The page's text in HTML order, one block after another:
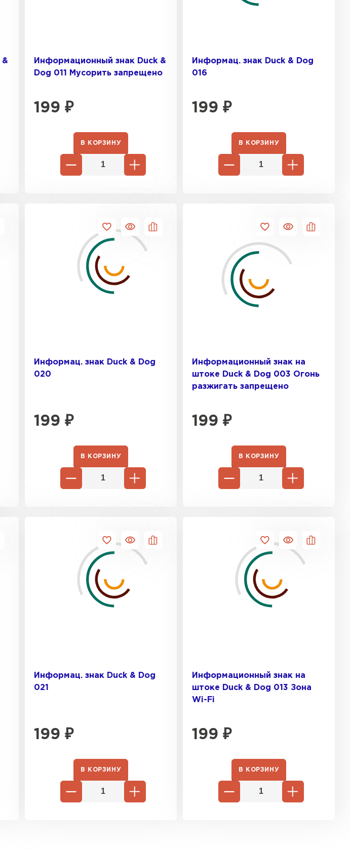
&
Информационный знак Duck &
Dog 011 Мусорить запрещено
199 ₽
В КОРЗИНУ
Информац. знак Duck & Dog
016
199 ₽
В КОРЗИНУ
Информац. знак Duck & Dog
020
199 ₽
В КОРЗИНУ
Информационный знак на
штоке Duck & Dog 003 Огонь
разжигать запрещено
199 ₽
В КОРЗИНУ
Информац. знак Duck & Dog
021
199 ₽
В КОРЗИНУ
Информационный знак на
штоке Duck & Dog 013 Зона
Wi-Fi
199 ₽
В КОРЗИНУ
ПЕРЕЙТИ
ПЕРЕЙТИ
Софиты